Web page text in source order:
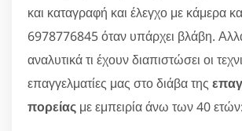
και καταγραφή και έλεγχο με κάμερα
6978776845 όταν υπάρχει βλάβη.
αναλυτικά τι έχουν διαπιστώσει οι
επαγγελματίες μας στο διάβα της
πορείας με εμπειρία άνω των 40 ετών: